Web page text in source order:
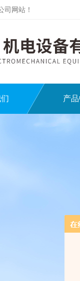
司网站！
产